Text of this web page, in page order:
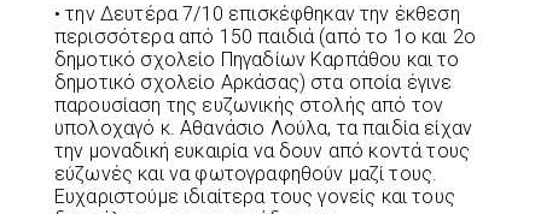
• την Δευτέρα 7/10 επισκέφθηκαν την έκθεση
περισσότερα από 150 παιδιά (από το 1ο και 2ο
δημοτικό σχολείο Πηγαδίων Καρπάθου και το
δημοτικό σχολείο Αρκάσας) στα οποία έγινε
παρουσίαση της ευζωνικής στολής από τον
υπολοχαγό κ. Αθανάσιο Λούλα, τα παιδία είχαν
την μοναδική ευκαιρία να δουν από κοντά τους
εύζωνές και να φωτογραφηθούν μαζί τους.
Eυχαριστούμε ιδιαίτερα τους γονείς και τους